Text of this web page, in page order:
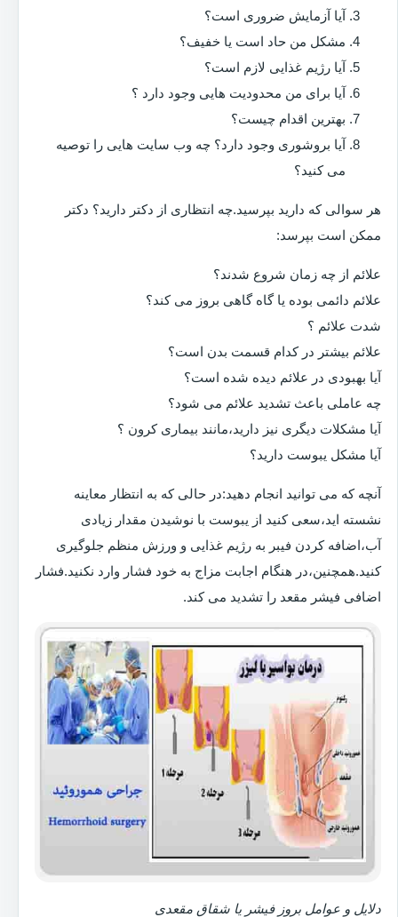
آیا آزمایش ضروری است؟
مشکل من حاد است یا خفیف؟
آیا رژیم غذایی لازم است؟
آیا برای من محدودیت هایی وجود دارد ؟
بهترین اقدام چیست؟
آیا بروشوری وجود دارد؟ چه وب سایت هایی را توصیه
می کنید؟
هر سوالی که دارید بپرسید.چه انتظاری از دکتر دارید؟ دکتر
ممکن است بپرسد:
علائم از چه زمان شروع شدند؟
علائم دائمی بوده یا گاه گاهی بروز می کند؟
شدت علائم ؟
علائم بیشتر در کدام قسمت بدن است؟
آیا بهبودی در علائم دیده شده است؟
چه عاملی باعث تشدید علائم می شود؟
آیا مشکلات دیگری نیز دارید،مانند بیماری کرون ؟
آیا مشکل یبوست دارید؟
آنچه که می توانید انجام دهید:در حالی که به انتظار معاینه
نشسته اید،سعی کنید از یبوست با نوشیدن مقدار زیادی
آب،اضافه کردن فیبر به رژیم غذایی و ورزش منظم جلوگیری
کنید.همچنین،در هنگام اجابت مزاج به خود فشار وارد نکنید.فشار
اضافی فیشر مقعد را تشدید می کند.
دلایل و عوامل بروز فیشر یا شقاق مقعدی